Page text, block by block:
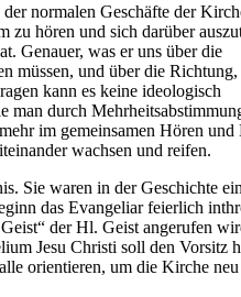
normalen Geschäfte der
zu hören und sich darüber
Genauer, was er uns über die
müssen, und über die
kann es keine ideologisch
man durch
im gemeinsamen Hören und
wachsen und reifen.
Sie waren in der Geschichte
das Evangeliar feierlich
der Hl. Geist angerufen
Jesu Christi soll den Vorsitz
orientieren, um die Kirche